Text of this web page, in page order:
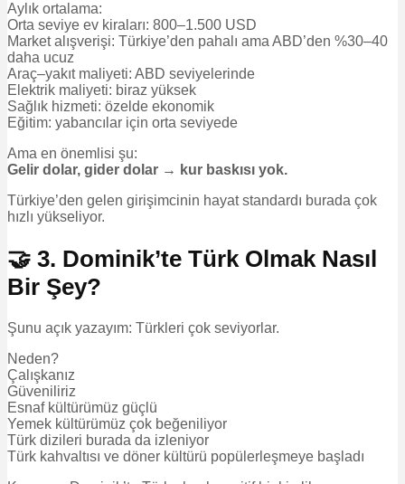
Aylık ortalama:
Orta seviye ev kiraları: 800–1.500 USD
Market alışverişi: Türkiye’den pahalı ama ABD’den %30–40
daha ucuz
Araç–yakıt maliyeti: ABD seviyelerinde
Elektrik maliyeti: biraz yüksek
Sağlık hizmeti: özelde ekonomik
Eğitim: yabancılar için orta seviyede
Ama en önemlisi şu:
Gelir dolar, gider dolar → kur baskısı yok.
Türkiye’den gelen girişimcinin hayat standardı burada çok
hızlı yükseliyor.
🤝 3. Dominik’te Türk Olmak Nasıl
Bir Şey?
Şunu açık yazayım: Türkleri çok seviyorlar.
Neden?
Çalışkanız
Güveniliriz
Esnaf kültürümüz güçlü
Yemek kültürümüz çok beğeniliyor
Türk dizileri burada da izleniyor
Türk kahvaltısı ve döner kültürü popülerleşmeye başladı